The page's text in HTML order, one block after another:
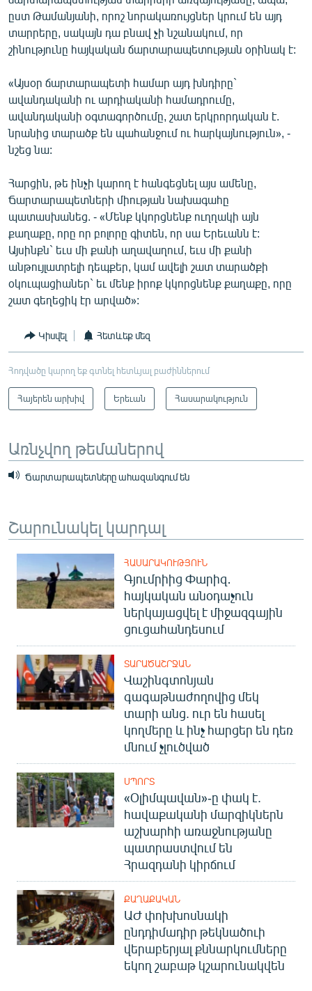
ըստ Թամանյանի, որոշ նորակառույցներ կրում են այդ
տարրերը, սակայն դա բնավ չի նշանակում, որ
շինությունը հայկական ճարտարապետության օրինակ է:
«Այսօր ճարտարապետի համար այդ խնդիրը`
ավանդականի ու արդիականի համադրումը,
ավանդականի օգտագործումը, շատ երկրորդական է.
նրանից տարածք են պահանջում ու հարկայնություն», -
նշեց նա:
Հարցին, թե ինչի կարող է հանգեցնել այս ամենը,
Ճարտարապետների միության նախագահը
պատասխանեց. - «Մենք կկորցնենք ուղղակի այն
քաղաքը, որը որ բոլորը գիտեն, որ սա Երեւանն է:
Այսինքն` եւս մի քանի աղավաղում, եւս մի քանի
անթույլատրելի դեպքեր, կամ ավելի շատ տարածքի
օկուպացիաներ` եւ մենք իրոք կկորցնենք քաղաքը, որը
շատ գեղեցիկ էր արված»:
Կիսվել Հետևեք մեզ
Հոդվածը կարող եք գտնել հետևյալ բաժիններում
Հայերեն արխիվ Երեւան Հասարակություն
Առնչվող թեմաներով
Ճարտարապետները ահազանգում են
Շարունակել կարդալ
ՀԱՍԱՐԱԿՈՒԹՅՈՒՆ
Գյումրիից Փարիզ․
հայկական անօդաչուն
ներկայացվել է միջազգային
ցուցահանդեսում
ՏԱՐԱԾԱՇՐՋԱՆ
Վաշինգտոնյան
գագաթնաժողովից մեկ
տարի անց. ուր են հասել
կողմերը և ինչ հարցեր են դեռ
մնում չլուծված
ՍՊՈՐՏ
«Օլիմպավան»-ը փակ է.
հավաքականի մարզիկներն
աշխարհի առաջնությանը
պատրաստվում են
Հրազդանի կիրճում
ՔԱՂԱՔԱԿԱՆ
ԱԺ փոխխոսնակի
ընդդիմադիր թեկնածուի
վերաբերյալ քննարկումները
եկող շաբաթ կշարունակվեն